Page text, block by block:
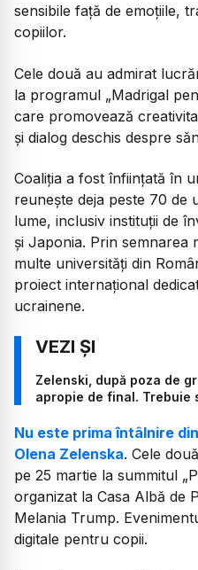
sensibile față de emoțiile,
copiilor.
Cele două au admirat
la programul „Madrigal
care promovează
și dialog deschis despre
Coaliția a fost înființată în
reunește deja peste 70 de
lume, inclusiv instituții de
și Japonia. Prin semnarea
multe universități din
proiect internațional
ucrainene.
Zelenski, după poza de
apropie de final. Trebuie
Nu este prima întâlnire
Olena Zelenska. Cele
pe 25 martie la summitul
organizat la Casa Albă de
Melania Trump.
digitale pentru copii.